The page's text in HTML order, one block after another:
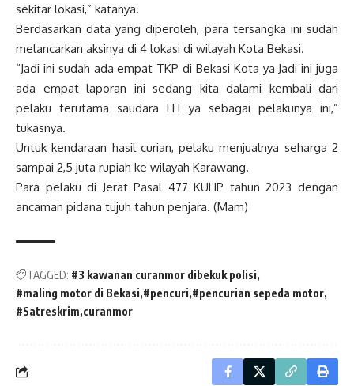
sekitar lokasi,” katanya.
Berdasarkan data yang diperoleh, para tersangka ini sudah
melancarkan aksinya di 4 lokasi di wilayah Kota Bekasi.
“Jadi ini sudah ada empat TKP di Bekasi Kota ya Jadi ini juga
ada empat laporan ini sedang kita dalami kembali dari
pelaku terutama saudara FH ya sebagai pelakunya ini,”
tukasnya.
Untuk kendaraan hasil curian, pelaku menjualnya seharga 2
sampai 2,5 juta rupiah ke wilayah Karawang.
Para pelaku di Jerat Pasal 477 KUHP tahun 2023 dengan
ancaman pidana tujuh tahun penjara. (Mam)
TAGGED: #3 kawanan curanmor dibekuk polisi
#maling motor di Bekasi #pencuri #pencurian sepeda motor
#Satreskrim curanmor